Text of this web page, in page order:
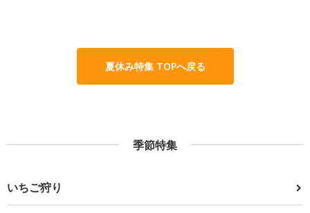
夏休み特集 TOPへ戻る
季節特集
いちご狩り